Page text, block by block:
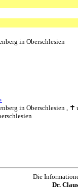
in Oberschlesien
in Oberschlesien ,
Die
Dr.